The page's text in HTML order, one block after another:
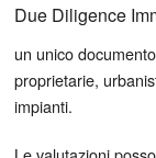
Due Diligence
un unico
proprietarie,
impianti.